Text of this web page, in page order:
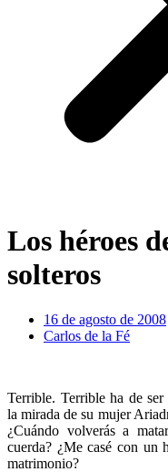
Los héroes
solteros
16 de agosto de 2008
Carlos de la Fé
Terrible. Terrible ha de ser
la mirada de su mujer
¿Cuándo volverás a
cuerda? ¿Me casé con un
matrimonio?